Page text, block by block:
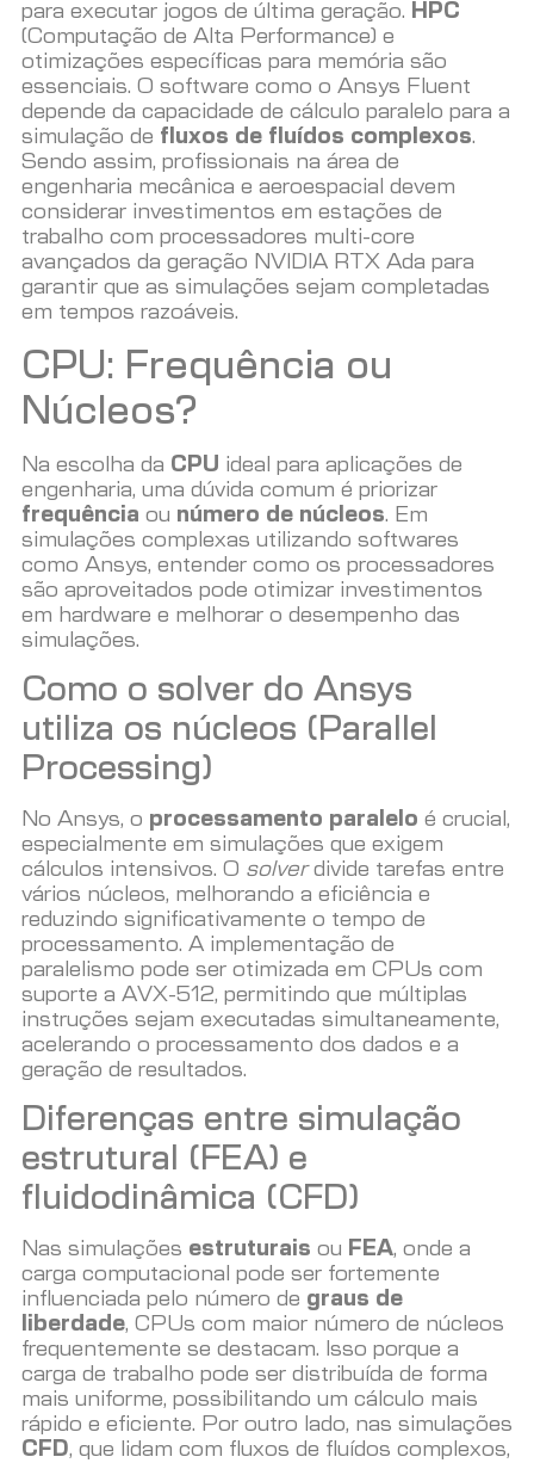
para executar jogos de última geração. HPC
(Computação de Alta Performance) e
otimizações específicas para memória são
essenciais. O software como o Ansys Fluent
depende da capacidade de cálculo paralelo para a
simulação de fluxos de fluídos complexos.
Sendo assim, profissionais na área de
engenharia mecânica e aeroespacial devem
considerar investimentos em estações de
trabalho com processadores multi-core
avançados da geração NVIDIA RTX Ada para
garantir que as simulações sejam completadas
em tempos razoáveis.
CPU: Frequência ou
Núcleos?
Na escolha da CPU ideal para aplicações de
engenharia, uma dúvida comum é priorizar
frequência ou número de núcleos. Em
simulações complexas utilizando softwares
como Ansys, entender como os processadores
são aproveitados pode otimizar investimentos
em hardware e melhorar o desempenho das
simulações.
Como o solver do Ansys
utiliza os núcleos (Parallel
Processing)
No Ansys, o processamento paralelo é crucial,
especialmente em simulações que exigem
cálculos intensivos. O solverdivide tarefas entre
vários núcleos, melhorando a eficiência e
reduzindo significativamente o tempo de
processamento. A implementação de
paralelismo pode ser otimizada em CPUs com
suporte a AVX-512, permitindo que múltiplas
instruções sejam executadas simultaneamente,
acelerando o processamento dos dados e a
geração de resultados.
Diferenças entre simulação
estrutural (FEA) e
fluidodinâmica (CFD)
Nas simulações estruturais ou FEA, onde a
carga computacional pode ser fortemente
influenciada pelo número de graus de
liberdade, CPUs com maior número de núcleos
frequentemente se destacam. Isso porque a
carga de trabalho pode ser distribuída de forma
mais uniforme, possibilitando um cálculo mais
rápido e eficiente. Por outro lado, nas simulações
CFD, que lidam com fluxos de fluídos complexos,